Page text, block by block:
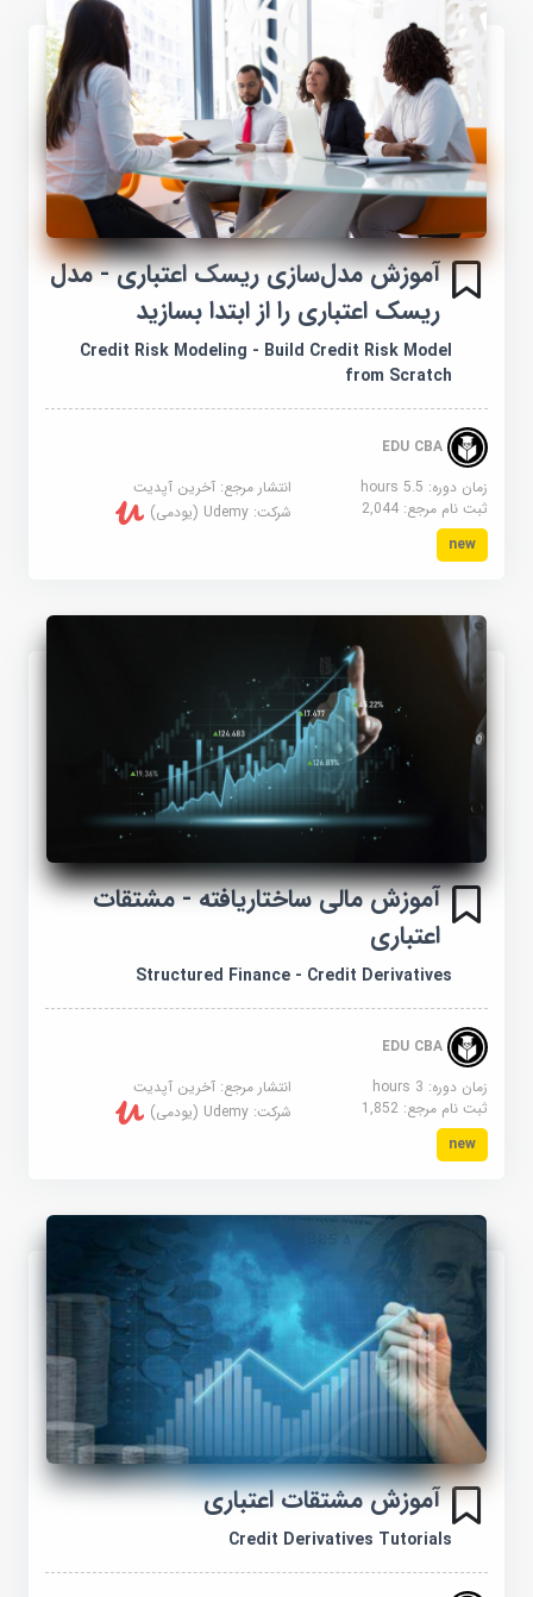
آموزش مدل‌سازی ریسک اعتباری - مدل
ریسک اعتباری را از ابتدا بسازید
Credit Risk Modeling - Build Credit Risk Model
from Scratch
EDU CBA
زمان دوره: 5.5 hours
انتشار مرجع:آخرین آپدیت
ثبت نام مرجع:2,044 شرکت:Udemy (یودمی)
new
آموزش مالی ساختاریافته - مشتقات
اعتباری
Structured Finance - Credit Derivatives
EDU CBA
زمان دوره: 3 hours
انتشار مرجع:آخرین آپدیت
ثبت نام مرجع:1,852 شرکت:Udemy (یودمی)
new
آموزش مشتقات اعتباری
Credit Derivatives Tutorials